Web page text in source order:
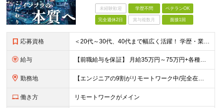
未経験歓迎 学歴不問 ベテランOK
完全週休2日 賞与複数月 面接1回
応募資格 ＜20代～30代、40代まで幅広く活躍！ 学歴・業界・領域不問＞ インフラエンジニアとして下記いずれかの経験がある方 ■設計・構築の経験（サーバ、ネットワーク、クラウド、セキュリティ、データベース）
給与 【前職給与を保証】 月給35万円～75万円+各種手当+決算賞与 ★資格手当や資格取得報奨金、役職手当など待遇、福利厚生が充実！ ★1年で年収100万円以上アップした社員も在籍！ ※経験・スキルを考
勤務地 【エンジニアの9割がリモートワーク中/完全在宅ワークで働くメンバーも◎】 現在、エンジニアの約9割がリモートワークを実施。 そのうち約3割がフルリモートで勤務しており、地方在住のメンバーも活躍していま
働き方 リモートワークがメイン